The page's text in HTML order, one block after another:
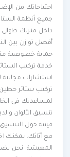
احتياجاتك من
جميع أنظمة الستائر
داخل منزلك طوال
أفضل توازن بين
خدمة تركيب الستائر
استشارات مجانية
تركيب ستائر حطين
لمساعدتك في اتخاذ
تنسيق الألوان
قيمة حول التنسيق.
مع أثاثك. يمكنك
المعيشة. نحن نضمن